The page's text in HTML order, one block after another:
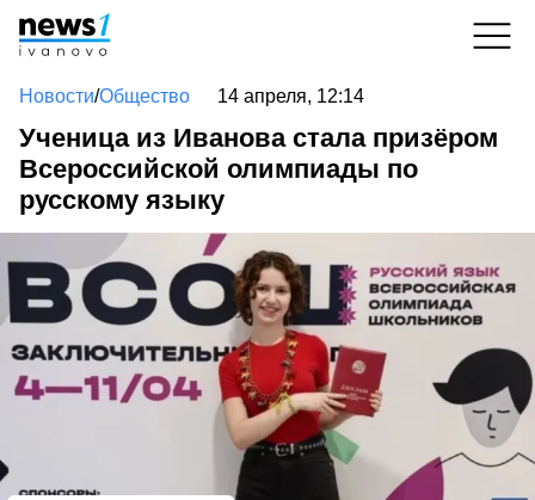
Новости/Общество 14 апреля, 12:14
Ученица из Иванова стала призёром
Всероссийской олимпиады по
русскому языку